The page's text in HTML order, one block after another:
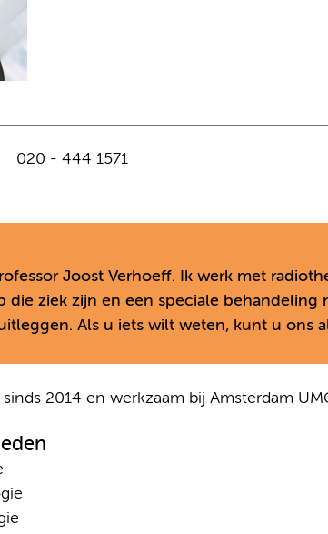
020 - 444 1571
Joost Verhoeff. Ik werk met
die ziek zijn en een speciale
Als u iets wilt weten, kunt u ons
2014 en werkzaam bij Amsterdam